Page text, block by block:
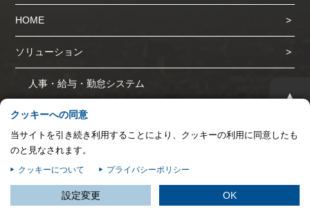
HOME
ソリューション
人事・給与・勤怠システム
財務会計システム
テレワーク
▲
クッキーへの同意
当サイトを引き続き利用することにより、クッキーの利用に同意したも
のと見なされます。
クッキーについて プライバシーポリシー
設定変更 OK
ます。鈴与シンワートではプライバシーの権利を尊重しており、一部の
クリックすることで、それらの Cookie に関する詳細を確認し、当サイトに
おけるデフォルト設定を変更できます。ただし、一部の Cookie を無効化し
た場合、サイトの利用やサービスの利用に影響が出る可能性があります。
不可欠な Cookie
パフォーマンス Cookie
ターゲティング Cookie
この設定で保存する